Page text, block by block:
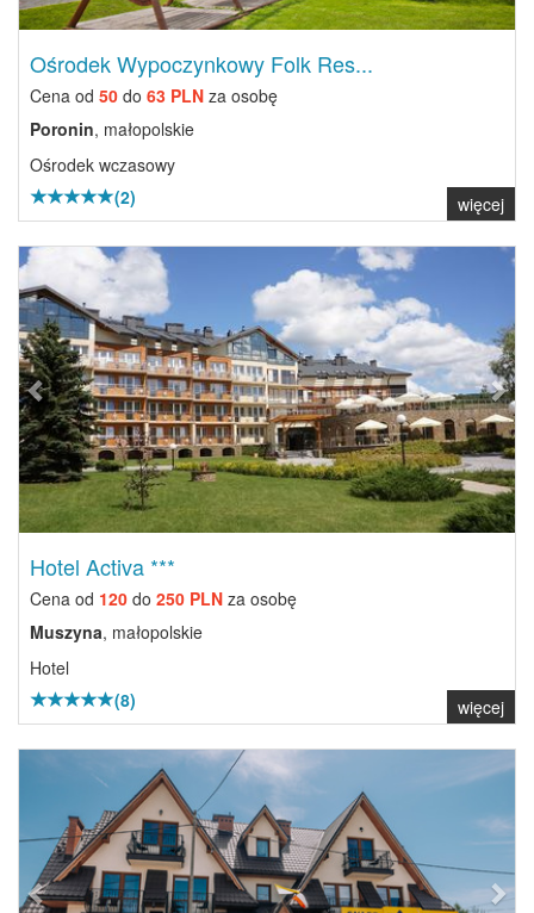
Ośrodek Wypoczynkowy Folk Res...
Cena od 50 do 63 PLN za osobę
Poronin, małopolskie
Ośrodek wczasowy
(2)
więcej
Previous Next
Hotel Activa ***
Cena od 120 do 250 PLN za osobę
Muszyna, małopolskie
Hotel
(8)
więcej
Previous Next